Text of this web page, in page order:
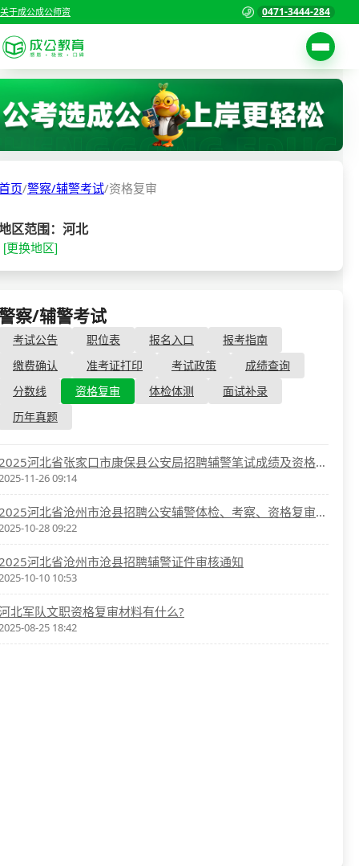
关于成公成公师资 0471-3444-284
考试公告
报考指南
缴费确认
准考证打印
成绩查询
分数线
资格复审
面试补录
历年真题
首页
国家公务员考试
各省公务员考试
教师资格/教师编制
国企/银行考试
页/警察/辅警考试/资格复审
区范围：河北
[更换地区]
察/辅警考试- 资格复审
考试公告 职位表 报名入口
报考指南
缴费确认
准考证打印 考试政策
成绩查询
分数线
资格复审 体检体测
面试补录
历年真题
2025河北省张家口市康保县公安局招聘辅警笔试成绩及资格审核
11-26 09:14
2025河北省沧州市沧县招聘公安辅警体检、考察、资格复审通知
10-28 09:22
河北省沧州市沧县招聘辅警证件审核通知
10-10 10:53
北军队文职资格复审材料有什么?
08-25 18:42